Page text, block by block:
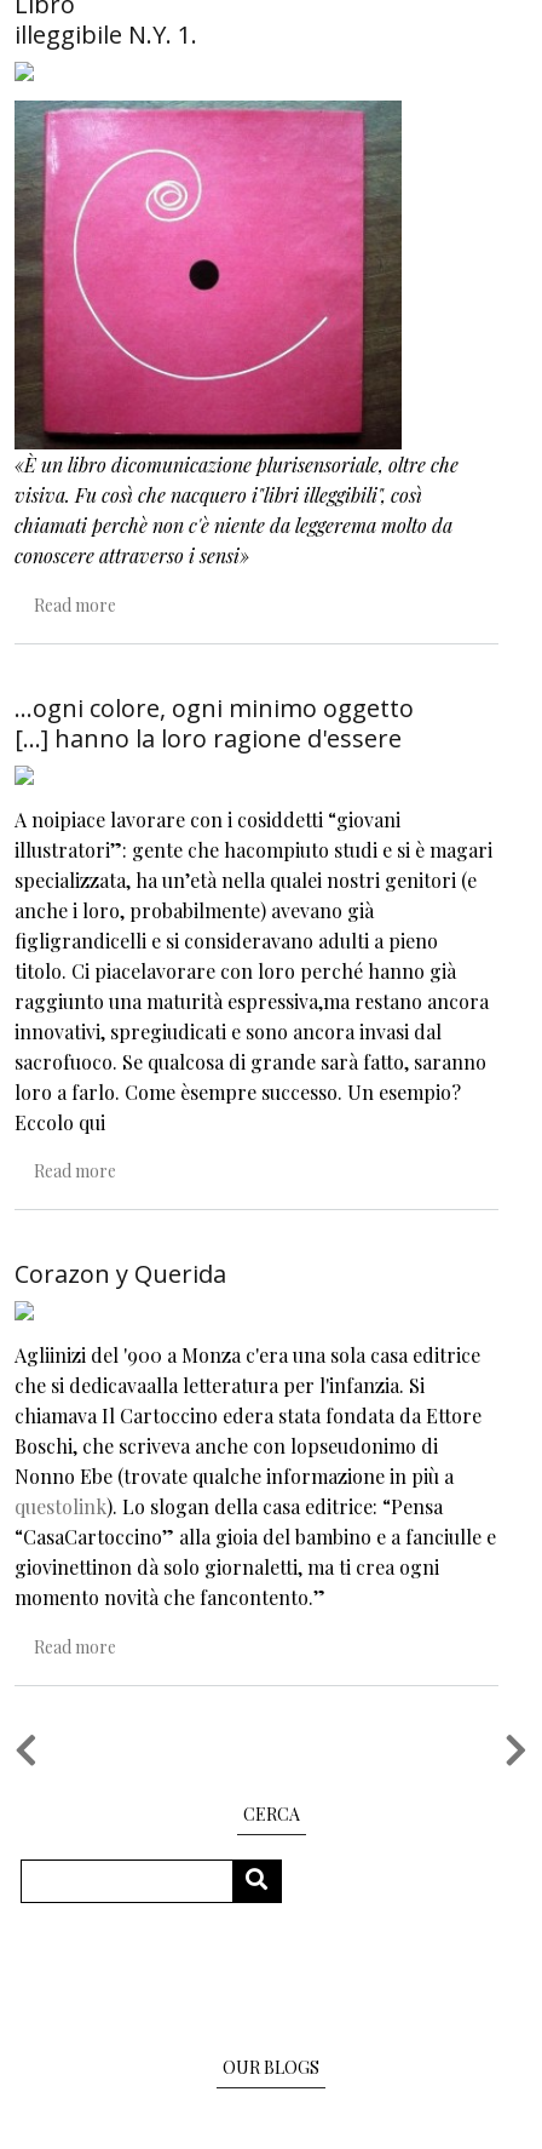
illeggibile N.Y. 1.
«È un libro dicomunicazione plurisensoriale, oltre che
visiva. Fu così che nacquero i"libri illeggibili", così
chiamati perchè non c'è niente da leggerema molto da
conoscere attraverso i sensi»
Read more
...ogni colore, ogni minimo oggetto
[...] hanno la loro ragione d'essere
A noipiace lavorare con i cosiddetti “giovani
illustratori”: gente che hacompiuto studi e si è magari
specializzata, ha un’età nella qualei nostri genitori (e
anche i loro, probabilmente) avevano già
figligrandicelli e si consideravano adulti a pieno
titolo. Ci piacelavorare con loro perché hanno già
raggiunto una maturità espressiva,ma restano ancora
innovativi, spregiudicati e sono ancora invasi dal
sacrofuoco. Se qualcosa di grande sarà fatto, saranno
loro a farlo. Come èsempre successo. Un esempio?
Eccolo qui
Read more
Corazon y Querida
Agliinizi del '900 a Monza c'era una sola casa editrice
che si dedicavaalla letteratura per l'infanzia. Si
chiamava Il Cartoccino edera stata fondata da Ettore
Boschi, che scriveva anche con lopseudonimo di
Nonno Ebe (trovate qualche informazione in più a
questolink). Lo slogan della casa editrice: “Pensa
“CasaCartoccino” alla gioia del bambino e a fanciulle e
giovinettinon dà solo giornaletti, ma ti crea ogni
momento novità che fancontento.”
Read more
Pagination
CERCA
SEARCH
OUR BLOGS